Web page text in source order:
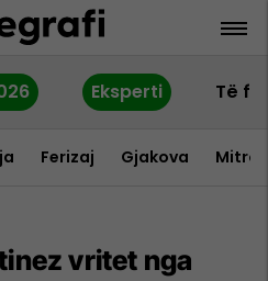
Eksperti Të
Ferizaj Gjakova
vritet nga